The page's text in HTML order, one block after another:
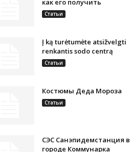
как его получить
Статьи
Į ką turėtumėte atsižvelgti
renkantis sodo centrą
Статьи
Костюмы Деда Мороза
Статьи
СЭС Санэпидемстанция в
городе Коммунарка